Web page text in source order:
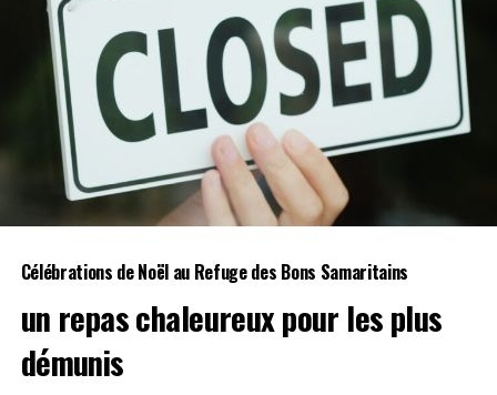
Célébrations ⁤deNoëlau Refuge des Bons Samaritains
un repas chaleureux pour les plus​
démunis